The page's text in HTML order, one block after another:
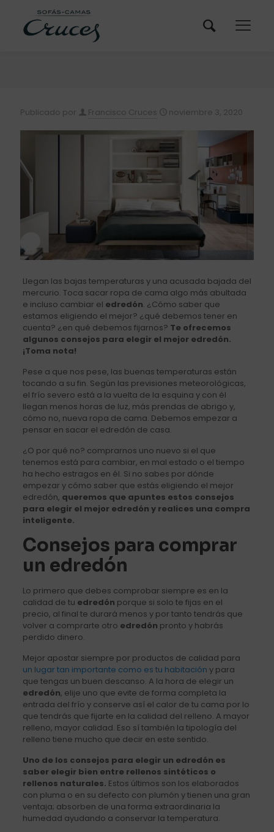
Publicado por Francisco Cruces noviembre 3, 2020
Llegan las bajas temperaturas y una acusada bajada del
mercurio. Toca sacar ropa de cama algo más abultada
e incluso cambiar el edredón. ¿Cómo saber que
estamos eligiendo el mejor? ¿qué debemos tener en
cuenta? ¿en qué debemos fijarnos? Te ofrecemos
algunos consejos para elegir el mejor edredón.
¡Toma nota!
Pese a que nos pese, las buenas temperaturas están
tocando a su fin. Según las previsiones meteorológicas,
el frío severo está a la vuelta de la esquina y con él
llegan menos horas de luz, más prendas de abrigo y,
cómo no, nueva ropa de cama. Debemos empezar a
pensar en sacar el edredón de casa.
¿O por qué no? comprarnos uno nuevo si el que
tenemos está para cambiar, en mal estado o el tiempo
ha hecho estragos en él. Si no sabes por dónde
empezar y cómo saber que estás eligiendo el mejor
edredón, queremos que apuntes estos consejos
para elegir el mejor edredón y realices una compra
inteligente.
Consejos para comprar
un edredón
Lo primero que debes comprobar siempre es en la
calidad de tu edredón porque si solo te fijas en el
precio, al final te durará menos y por tanto tendrás que
volver a comprarte otro edredón pronto y habrás
perdido dinero.
Mejor apostar siempre por productos de calidad para
un lugar tan importante como es tu habitación y para
que tengas un buen descanso. A la hora de elegir un
edredón, elije uno que evite de forma completa la
entrada del frío y conserve así el calor de tu cama por lo
que tendrás que fijarte en la calidad del relleno. A mayor
relleno, mayor calidad. Eso sí también la tipología del
relleno tiene mucho que decir en este sentido.
Uno de los consejos para elegir un edredón es
saber elegir bien entre rellenos sintéticos o
rellenos naturales. Estos últimos son los elaborados
con pluma o en su defecto con plumón y tienen una gran
ventaja; absorben de una forma extraordinaria la
humedad ayudando a conservar la temperatura.